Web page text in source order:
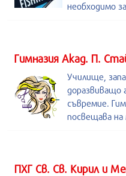
необходимо
Гимназия Акад. П.
Училище,
доразвиващо
съвремие.
посвещава на
ПХГ Св. Св. Кирил и